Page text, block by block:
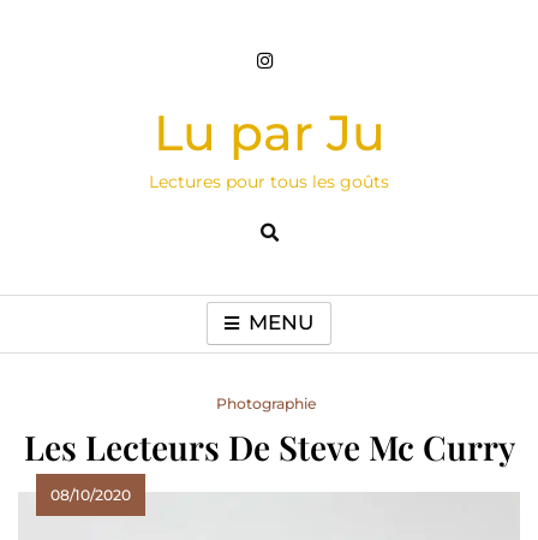
Lu par Ju
Lectures pour tous les goûts
MENU
Photographie
Les Lecteurs De Steve Mc Curry
08/10/2020